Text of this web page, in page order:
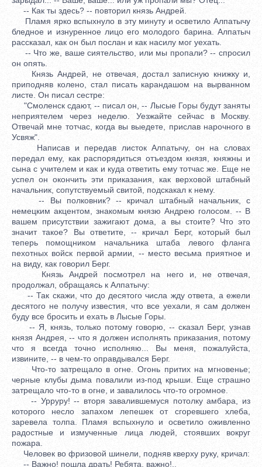
-- Как ты здесь? -- повторил князь Андрей.
Пламя ярко вспыхнуло в эту минуту и осветило Алпатычу
бледное и изнуренное лицо его молодого барина. Алпатыч
рассказал, как он был послан и как насилу мог уехать.
-- Что же, ваше сиятельство, или мы пропали? -- спросил
он опять.
Князь Андрей, не отвечая, достал записную книжку и,
приподняв колено, стал писать карандашом на вырванном
листе. Он писал сестре:
"Смоленск сдают, -- писал он, -- Лысые Горы будут заняты
неприятелем через неделю. Уезжайте сейчас в Москву.
Отвечай мне тотчас, когда вы выедете, прислав нарочного в
Усвяж".
Написав и передав листок Алпатычу, он на словах
передал ему, как распорядиться отъездом князя, княжны и
сына с учителем и как и куда ответить ему тотчас же. Еще не
успел он окончить эти приказания, как верховой штабный
начальник, сопутствуемый свитой, подскакал к нему.
-- Вы полковник? -- кричал штабный начальник, с
немецким акцентом, знакомым князю Андрею голосом. -- В
вашем присутствии зажигают дома, а вы стоите? Что это
значит такое? Вы ответите, -- кричал Берг, который был
теперь помощником начальника штаба левого фланга
пехотных войск первой армии, -- место весьма приятное и
на виду, как говорил Берг.
Князь Андрей посмотрел на него и, не отвечая,
продолжал, обращаясь к Алпатычу:
-- Так скажи, что до десятого числа жду ответа, а ежели
десятого не получу известия, что все уехали, я сам должен
буду все бросить и ехать в Лысые Горы.
-- Я, князь, только потому говорю, -- сказал Берг, узнав
князя Андрея, -- что я должен исполнять приказания, потому
что я всегда точно исполняю... Вы меня, пожалуйста,
извините, -- в чем-то оправдывался Берг.
Что-то затрещало в огне. Огонь притих на мгновенье;
черные клубы дыма повалили из-под крыши. Еще страшно
затрещало что-то в огне, и завалилось что-то огромное.
-- Урруру! -- вторя завалившемуся потолку амбара, из
которого несло запахом лепешек от сгоревшего хлеба,
заревела толпа. Пламя вспыхнуло и осветило оживленно
радостные и измученные лица людей, стоявших вокруг
пожара.
Человек во фризовой шинели, подняв кверху руку, кричал:
-- Важно! пошла драть! Ребята, важно!..